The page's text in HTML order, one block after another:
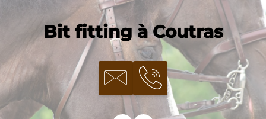
Bit fitting à Coutras